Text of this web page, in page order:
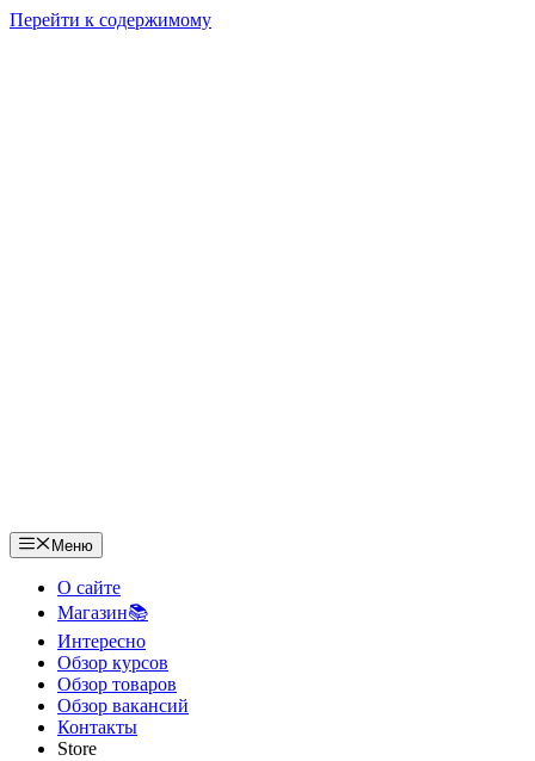
Перейти к содержимому
Меню
О сайте
Магазин📚
Интересно
Обзор курсов
Обзор товаров
Обзор вакансий
Контакты
Store